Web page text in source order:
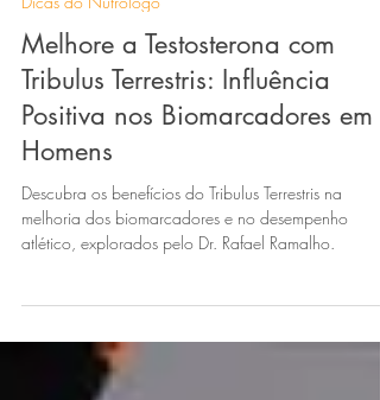
18 de dez. de 2023
Dicas do Nutrólogo
Melhore a Testosterona com
Tribulus Terrestris: Influência
Positiva nos Biomarcadores em
Homens
Descubra os benefícios do Tribulus Terrestris na
atlético, explorados pelo Dr. Rafael Ramalho.